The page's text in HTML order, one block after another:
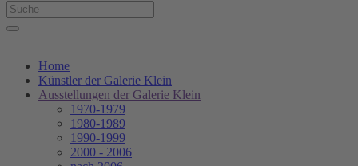
Home
Künstler der Galerie Klein
Ausstellungen der Galerie Klein
1970-1979
1980-1989
1990-1999
2000 - 2006